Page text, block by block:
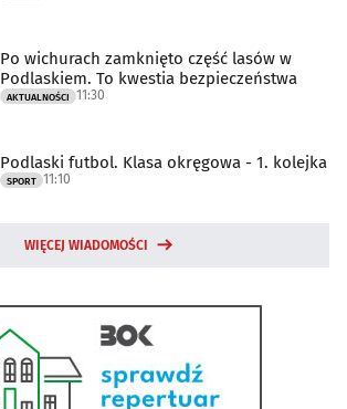
Po wichurach zamknięto część lasów w
Podlaskiem. To kwestia bezpieczeństwa
AKTUALNOŚCI 11:30
Podlaski futbol. Klasa okręgowa - 1. kolejka
SPORT 11:10
WIĘCEJ WIADOMOŚCI